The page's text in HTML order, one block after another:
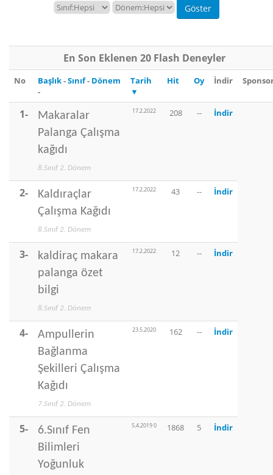
En Son Eklenen 20 Flash Deneyler
No Başlık-Sınıf- Dönem
-
Tarih
▼
Hit Oy İndir
1-
Makaralar
Palanga Çalışma
kağıdı
8.Sınıf 2. Dönem
17.2.2022 208 -- İndir
2-
Kaldıraçlar
Çalışma Kağıdı
8.Sınıf 2. Dönem
17.2.2022 43 -- İndir
3-
kaldiraç makara
palanga özet
bilgi
8.Sınıf 2. Dönem
17.2.2022 12 -- İndir
4-
Ampullerin
Bağlanma
Şekilleri Çalışma
Kağıdı
7.Sınıf 2. Dönem
23.5.2020 162 -- İndir
5-
6.Sınıf Fen
Bilimleri
Yoğunluk
5.4.2019 0 1868 5 İndir